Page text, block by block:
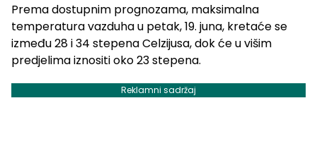
Prema dostupnim prognozama, maksimalna
temperatura vazduha u petak, 19. juna, kretaće se
između 28 i 34 stepena Celzijusa, dok će u višim
predjelima iznositi oko 23 stepena.
Reklamni sadržaj